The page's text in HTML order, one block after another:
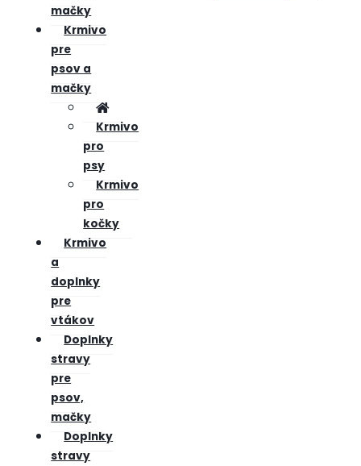
mačky
Krmivo
pre
psov a
mačky
Krmivo
pro
psy
Krmivo
pro
kočky
Krmivo
a
doplnky
pre
vtákov
Doplnky
stravy
pre
psov,
mačky
Doplnky
stravy